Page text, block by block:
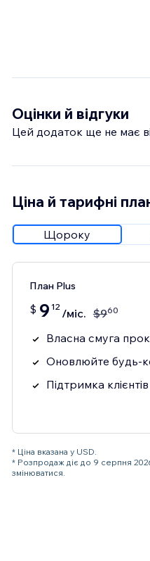
Оцінки й відгуки
Цей додаток ще не має
Ціна й тарифні
Щороку
План Plus
$ 9 12 /міс. $960
Власна смуга
Оновлюйте будь-
Підтримка клієнтів
* Ціна вказана у USD.
* Розпродаж діє до 9 серпня
змінюватися.